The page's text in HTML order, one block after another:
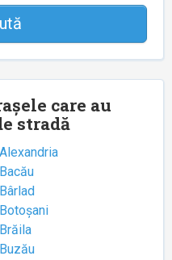
care au
stradă
Alexandria
Bacău
Bârlad
Botoșani
Brăila
Buzău